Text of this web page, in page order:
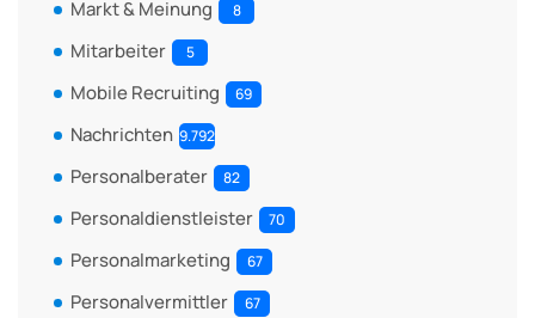
Markt & Meinung 8
Mitarbeiter 5
Mobile Recruiting 69
Nachrichten 9.792
Personalberater 82
Personaldienstleister 70
Personalmarketing 67
Personalvermittler 67